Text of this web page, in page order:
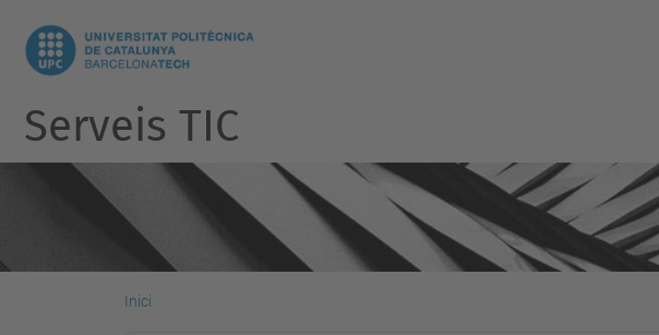
Serveis TIC
Inici